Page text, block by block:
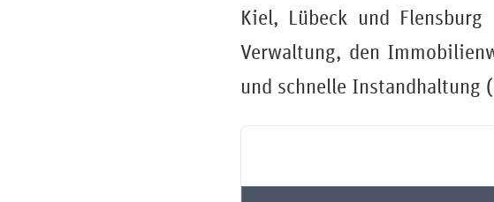
Kiel, Lübeck und
Verwaltung, den
und schnelle Instandhaltung (